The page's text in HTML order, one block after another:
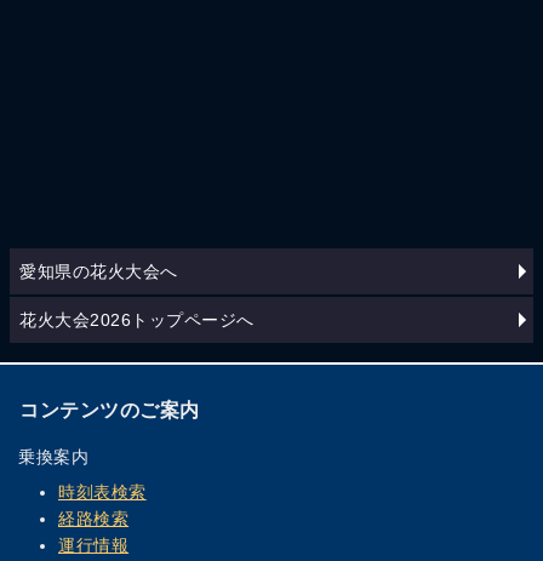
愛知県の花火大会へ
花火大会2026トップページへ
コンテンツのご案内
乗換案内
時刻表検索
経路検索
運行情報